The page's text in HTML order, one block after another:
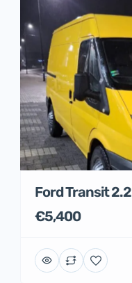
Ford Transit 2.2
€5,400